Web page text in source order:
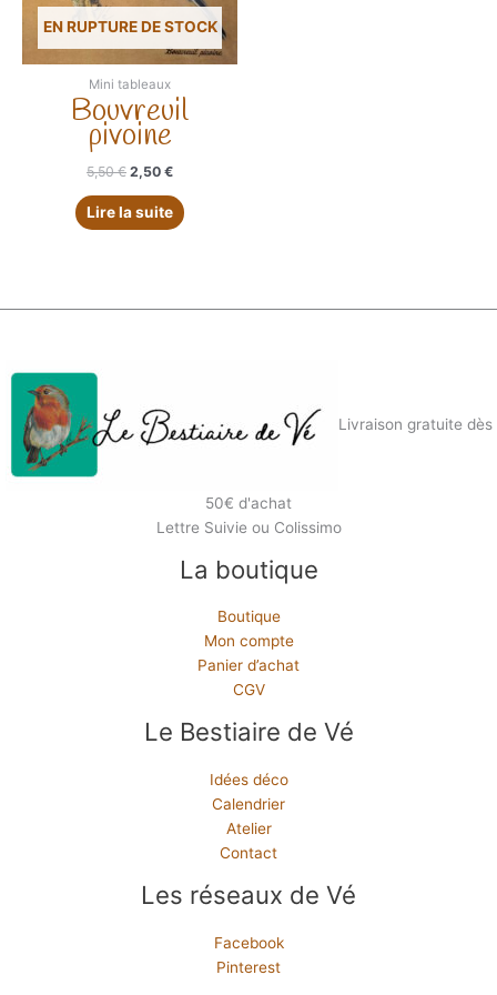
EN RUPTURE DE STOCK
Mini tableaux
Bouvreuil
pivoine
5,50€ Le
initial
était :
2,50 €Le
actuel
est :
Lire la suite
Livraison gratuite dès
50€ d'achat
Lettre Suivie ou Colissimo
La boutique
Boutique
Mon compte
Panier d’achat
CGV
Le Bestiaire de Vé
Idées déco
Calendrier
Atelier
Contact
Les réseaux de Vé
Facebook
Pinterest